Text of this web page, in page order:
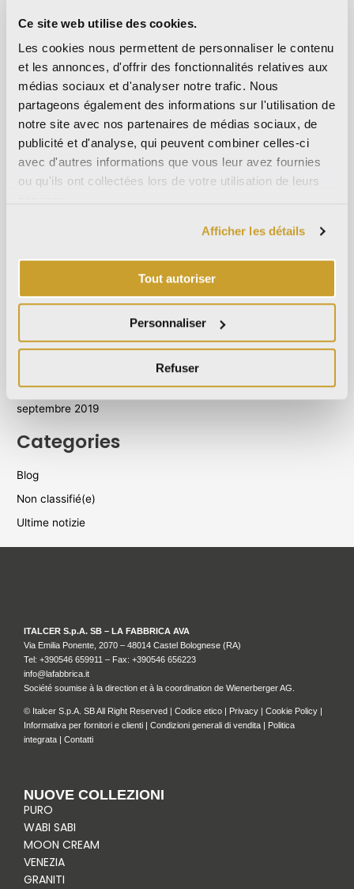
Ce site web utilise des cookies.
Les cookies nous permettent de personnaliser le contenu
et les annonces, d'offrir des fonctionnalités relatives aux
médias sociaux et d'analyser notre trafic. Nous
partageons également des informations sur l'utilisation de
notre site avec nos partenaires de médias sociaux, de
publicité et d'analyse, qui peuvent combiner celles-ci
avec d'autres informations que vous leur avez fournies
ou qu'ils ont collectées lors de votre utilisation de leurs
Afficher les détails
Tout autoriser
Personnaliser
Refuser
avril 2024
mars 2024
octobre 2023
mai 2023
avril 2023
septembre 2022
août 2021
juin 2020
octobre 2019
septembre 2019
Categories
Blog
Non classifié(e)
Ultime notizie
ITALCER S.p.A. SB – LA FABBRICA AVA
Via Emilia Ponente, 2070 – 48014 Castel Bolognese (RA)
Tel: +390546 659911 – Fax: +390546 656223
info@lafabbrica.it
Société soumise à la direction et à la coordination de Wienerberger AG.
© Italcer S.p.A. SB All Right Reserved | Codice etico | Privacy | Cookie Policy |
Informativa per fornitori e clienti | Condizioni generali di vendita | Politica
integrata | Contatti
NUOVE COLLEZIONI
PURO
WABI SABI
MOON CREAM
VENEZIA
GRANITI